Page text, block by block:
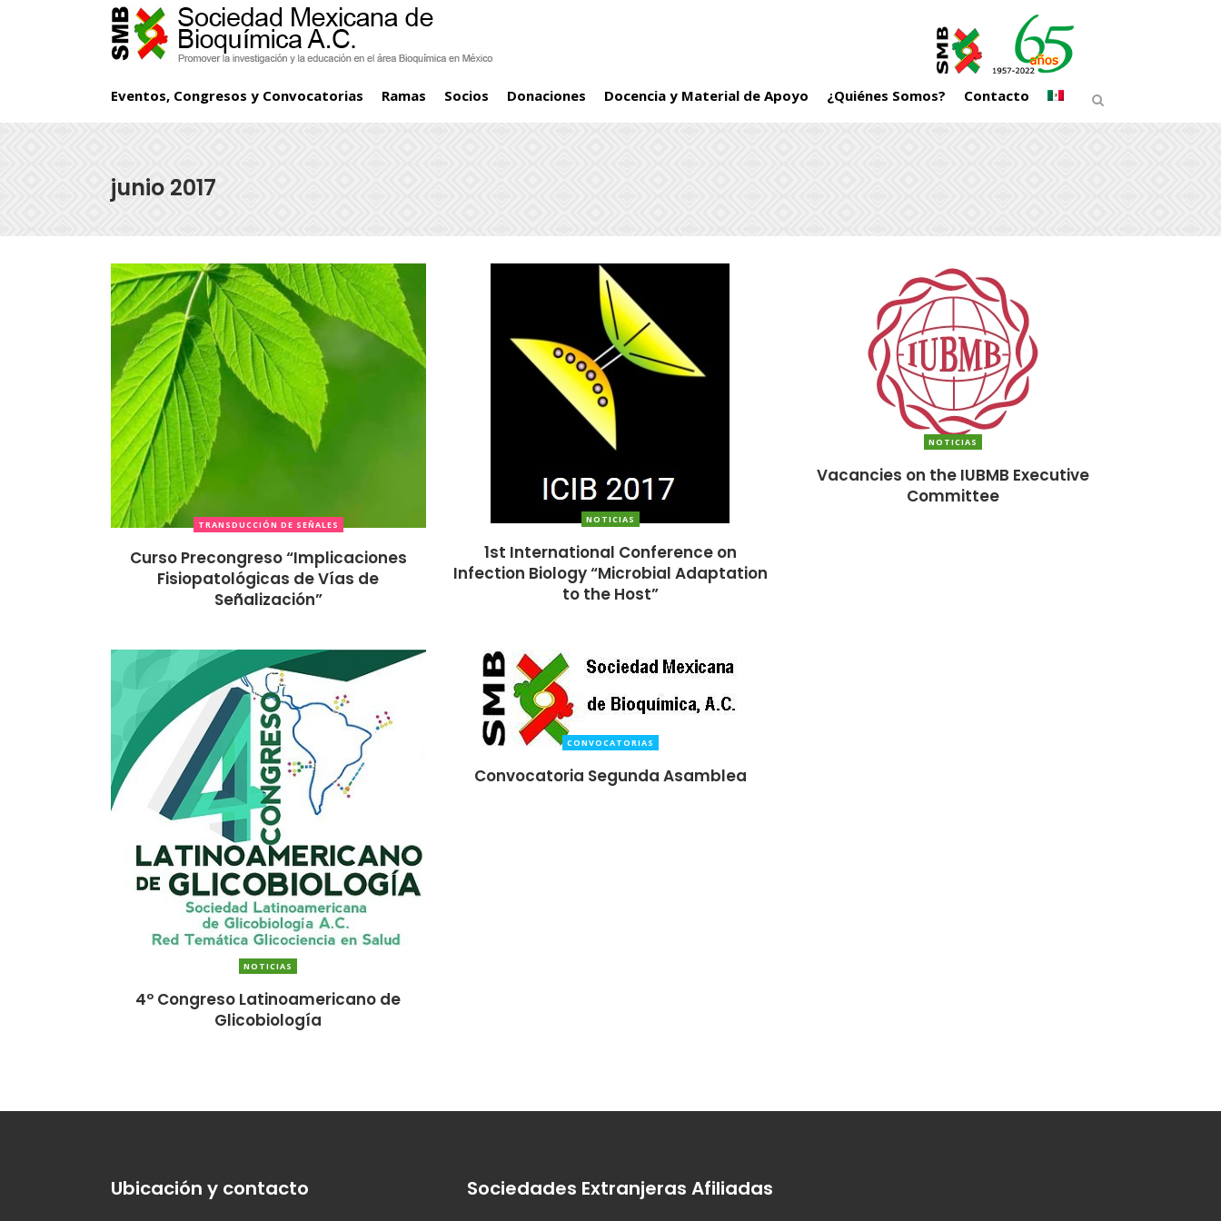
Eventos, Congresos y Convocatorias Ramas Socios Donaciones Docencia y Material de Apoyo ¿Quiénes Somos? Contacto
junio 2017
TRANSDUCCIÓN DE SEÑALES
Curso Precongreso “Implicaciones
Fisiopatológicas de Vías de
Señalización”
NOTICIAS
1st International Conference on
Infection Biology “Microbial Adaptation
to the Host”
NOTICIAS
Vacancies on the IUBMB Executive
Committee
NOTICIAS
4º Congreso Latinoamericano de
Glicobiología
CONVOCATORIAS
Convocatoria Segunda Asamblea
Ubicación y contacto Sociedades Extranjeras Afiliadas